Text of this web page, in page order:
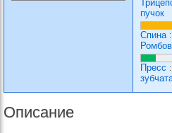
пучок
Спина:
Пресс :
Описание